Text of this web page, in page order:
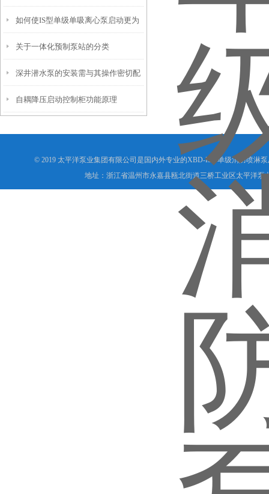
如何使IS型单级单吸离心泵启动更为
安全可靠?
关于一体化预制泵站的分类
深井潜水泵的安装需与其操作密切配
合
自耦降压启动控制柜功能原理
© 2019 太平洋泵业集团有限公司是国内外专业的XBD-ISG单级消防喷淋
地址：浙江省温州市永嘉县瓯北街道三桥工业区太平洋泵